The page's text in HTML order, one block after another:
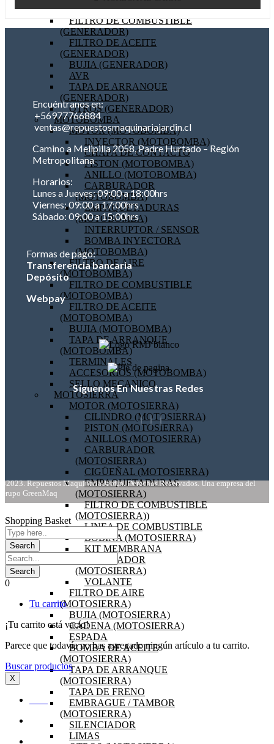
(GENERADOR)
FILTRO DE COMBUSTIBLE
(GENERADOR)
FILTRO DE ACEITE
(GENERADOR)
BUJIA (GENERADOR)
AVR
TAPA DE ARRANQUE
(GENERADOR)
OTROS (GENERADOR)
MOTOBOMBA
MOTOR (MOTOBOMBA)
INYECTOR (MOTOBOMBA)
CHAPA DE CONTACTO
PISTON (MOTOBOMBA)
ANILLO (MOTOBOMBA)
CARBURADOR
(MOTOBOMBA)
EMPAQUETADURAS
(MOTOBOMBA)
INTERRUPTOR / SENSOR
BOMBA INYECTORA
(MOTOBOMBA)
FILTRO DE AIRE
(MOTOBOMBA)
FILTRO DE COMBUSTIBLE
(MOTOBOMBA)
FILTRO DE ACEITE
(MOTOBOMBA)
BUJIA (MOTOBOMBA)
TAPA DE ARRANQUE
(MOTOBOMBA)
TERMINALES
ACCESORIOS (MOTOBOMBA)
SELLO MECANICO
MOTOSIERRA
MOTOR (MOTOSIERRA)
CILINDRO (MOTOSIERRA)
PISTON (MOTOSIERRA)
ANILLOS (MOTOSIERRA)
CARBURADOR
(MOTOSIERRA)
CIGÜEÑAL (MOTOSIERRA)
EMPAQUETADURAS
(MOTOSIERRA)
FILTRO DE COMBUSTIBLE
(MOTOSIERRA))
LINEA DE COMBUSTIBLE
BOBINA (MOTOSIERRA)
KIT MEMBRANA
CARBURADOR
(MOTOSIERRA)
VOLANTE
FILTRO DE AIRE
(MOTOSIERRA)
BUJIA (MOTOSIERRA)
CADENA (MOTOSIERRA)
ESPADA
BOMBA DE ACEITE
(MOTOSIERRA)
TAPA DE ARRANQUE
(MOTOSIERRA)
TAPA DE FRENO
EMBRAGUE / TAMBOR
(MOTOSIERRA)
SILENCIADOR
LIMAS
Encuéntranos en:
+56977766884
ventas@repuestosmaquinariajardin.cl
Camino a Melipilla 2058, Padre Hurtado – Región
Metropolitana
Horarios:
Lunes a Jueves: 09:00 a 18:00hrs
Viernes: 09:00 a 17:00hrs
Sábado: 09:00 a 15:00hrs
Formas de pago:
Transferencia bancaria
Depósito
Webpay
Síguenos En Nuestras Redes
©2023. Repuestos Maquinaria Jardín. Derechos Reservados. Una empresa del
Grupo GreenMaq
Shopping Basket
0
Tu carrito
¡Tu carrito está vacío!
Parece que todavía no has agregado ningún artículo a tu carrito.
Buscar productos
X